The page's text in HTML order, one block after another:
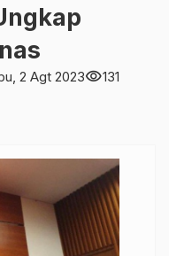
2 Agt 2023visibility131